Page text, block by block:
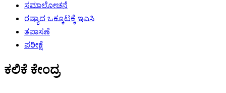
ಸಮಾಲೋಚನೆ
ರಷ್ಯಾದ ಒಕ್ಕೂಟಕ್ಕೆ ಇಎಸಿ
ತಪಾಸಣೆ
ಪರೀಕ್ಷೆ
ಕಲಿಕೆ ಕೇಂದ್ರ